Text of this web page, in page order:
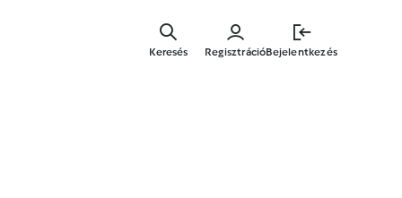
fő
RegisztrációBejelentkezés
Keresés